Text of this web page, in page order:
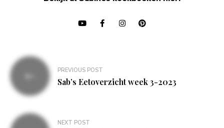
Bericht
navigatie
PREVIOUS POST
Sab’s Eetoverzicht week 3-2023
NEXT POST